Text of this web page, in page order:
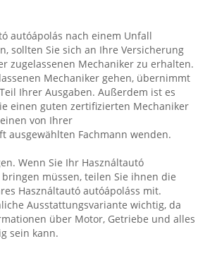
autóápolás nach einem Unfall
sollten Sie sich an Ihre Versicherung
zugelassenen Mechaniker zu erhalten.
Mechaniker gehen, übernimmt
Ihrer Ausgaben. Außerdem ist es
einen guten zertifizierten Mechaniker
von Ihrer
ausgewählten Fachmann wenden.
Wenn Sie Ihr Használtautó
müssen, teilen Sie ihnen die
Használtautó autóápoláss mit.
Ausstattungsvariante wichtig, da
über Motor, Getriebe und alles
sein kann.